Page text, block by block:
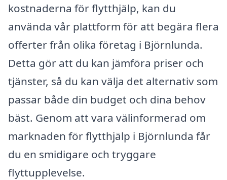
kostnaderna för flytthjälp, kan du
använda vår plattform för att begära flera
offerter från olika företag i Björnlunda.
Detta gör att du kan jämföra priser och
tjänster, så du kan välja det alternativ som
passar både din budget och dina behov
bäst. Genom att vara välinformerad om
marknaden för flytthjälp i Björnlunda får
du en smidigare och tryggare
flyttupplevelse.